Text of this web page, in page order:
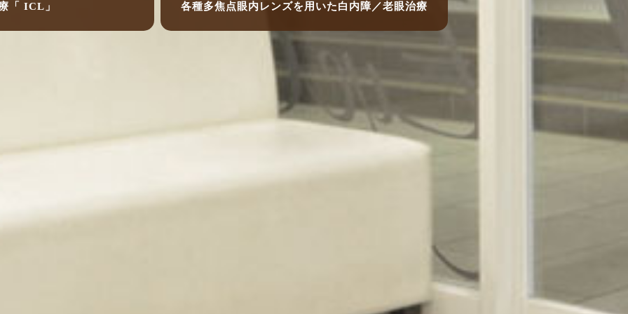
「 ICL」 各種多焦点眼内レンズを用いた白内障／老眼治療